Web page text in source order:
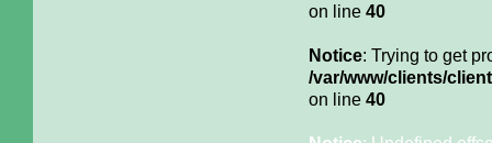
on line 40
Notice: Trying to get
/var/www/clients/
on line 40